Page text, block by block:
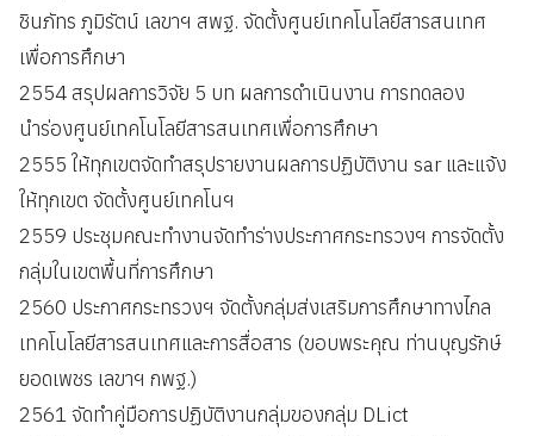
ชินภัทร ภูมิรัตน์ เลขาฯ สพฐ. จัดตั้งศูนย์เทคโนโลยีสารสนเทศ
เพื่อการศึกษา
2554 สรุปผลการวิจัย 5 บท ผลการดำเนินงาน การทดลอง
นำร่องศูนย์เทคโนโลยีสารสนเทศเพื่อการศึกษา
2555 ให้ทุกเขตจัดทำสรุปรายงานผลการปฏิบัติงาน sar และแจ้ง
ให้ทุกเขต จัดตั้งศูนย์เทคโนฯ
2559 ประชุมคณะทำงานจัดทำร่างประกาศกระทรวงฯ การจัดตั้ง
กลุ่มในเขตพื้นที่การศึกษา
2560 ประกาศกระทรวงฯ จัดตั้งกลุ่มส่งเสริมการศึกษาทางไกล
เทคโนโลยีสารสนเทศและการสื่อสาร (ขอบพระคุณ ท่านบุญรักษ์
ยอดเพชร เลขาฯ กพฐ.)
2561 จัดทำคู่มือการปฏิบัติงานกลุ่มของกลุ่ม DLict